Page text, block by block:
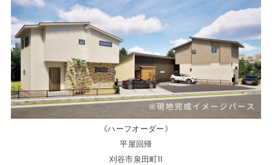
《ハーフオーダー》
平屋回帰
刈谷市泉田町II